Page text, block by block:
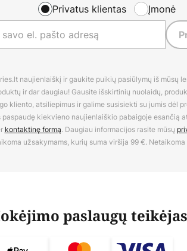
Privatus klientas Įmonė
naujienlaiškį ir gaukite puikių pasiūlymų iš mūsų
ir dar daugiau! Gausite išskirtinių nuolaidų,
kliento, atsiliepimus ir galime susisiekti su jumis dėl
kiekvieno naujienlaiškio pabaigoje esančią
kontaktinę formą. Daugiau informacijos rasite mūsų
užsakymams, kurių suma viršija 99 €. Netaikoma
paslaugų teikėjas